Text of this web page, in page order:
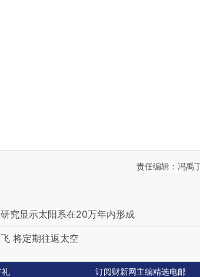
责任编辑：冯禹
究显示太阳系在20万年内形成
将定期往返太空
礼 订阅财新网主编精选电邮